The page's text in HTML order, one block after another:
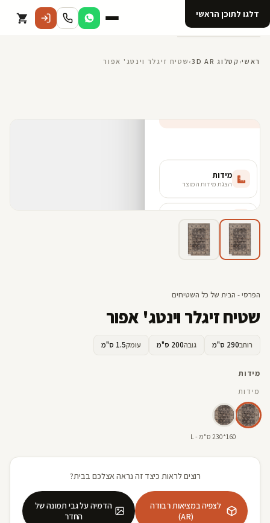
דלגו לתוכן הראשי
קטלוגראשי› קטלוג 3D AR › שטיח זיגלר וינטג' אפור
הפרסי - הבית של כל השטיחים
שטיח זיגלר וינטג' אפור
רוחב290 ס"מ גובה200 ס"מ עומק1.5 ס"מ
מידות
מידות
160*230 ס"מ - L
רוצים לראות כיצד זה נראה אצלכם בבית?
לצפיה במציאות רבודה
(AR)
הדמיה על גבי תמונה של
החדר